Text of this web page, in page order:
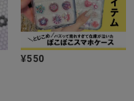
¥550